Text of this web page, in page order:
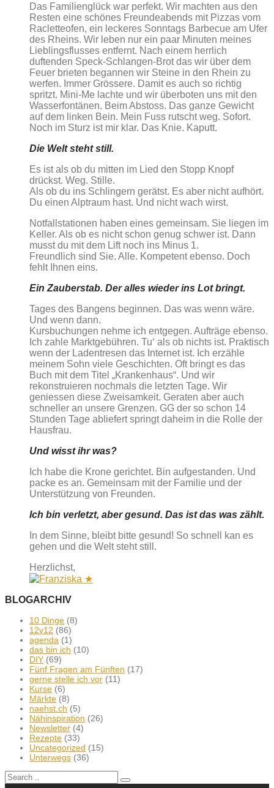
Das Familienglück war perfekt. Wir machten aus den
Resten eine schönes Freundeabends mit Pizzas vom
Racletteofen, ein leckeres Sonntags Barbecue am Ufer
des Rheins. Wir leben nur ein paar Minuten meines
Lieblingsflusses entfernt. Nach einem herrlich
duftenden Speck-Schlangen-Brot das wir über dem
Feuer brieten begannen wir Steine in den Rhein zu
werfen. Immer Grössere. Damit es auch so richtig
spritzt. Mini-Me lachte und wir überboten uns mit den
Wasserfontänen. Beim Abstoss. Das ganze Gewicht
auf dem linken Bein. Mein Fuss rutscht weg. Sofort.
Noch im Sturz ist mir klar. Das Knie. Kaputt.
Die Welt steht still.
Es ist als ob du mitten im Lied den Stopp Knopf
drückst. Weg. Stille.
Als ob du ins Schlingern gerätst. Es aber nicht aufhört.
Du einen Alptraum hast. Und nicht wach wirst.
Notfallstationen haben eines gemeinsam. Sie liegen im
Keller. Als ob es nicht schon genug schwer ist. Dann
musst du mit dem Lift noch ins Minus 1.
Freundlich sind Sie. Alle. Kompetent ebenso. Doch
fehlt Ihnen eins.
Ein Zauberstab. Der alles wieder ins Lot bringt.
Tages des Bangens beginnen. Das was wenn wäre.
Und wenn dann.
Kursbuchungen nehme ich entgegen. Aufträge ebenso.
Ich zahle Marktgebühren. Tu‘ als ob nichts ist. Praktisch
wenn der Ladentresen das Internet ist. Ich erzähle
meinem Sohn viele Geschichten. Oft bringt es das
Buch mit dem Titel „Krankenhaus“. Und wir
rekonstruieren nochmals die letzten Tage. Wir
geniessen diese Zweisamkeit. Geraten aber auch
schneller an unsere Grenzen. GG der so schon 14
Stunden Tage abliefert springt daheim in die Rolle der
Hausfrau.
Und wisst ihr was?
Ich habe die Krone gerichtet. Bin aufgestanden. Und
packe es an. Gemeinsam mit der Familie und der
Unterstützung von Freunden.
Ich bin verletzt, aber gesund. Das ist das was zählt.
In dem Sinne, bleibt bitte gesund! So schnell kan es
gehen und die Welt steht still.
Herzlichst,
BLOGARCHIV
10 Dinge (8)
12v12 (86)
agenda (1)
das bin ich (10)
DIY (69)
Fünf Fragen am Fünften (17)
gerne stelle ich vor (11)
Kurse (6)
Märkte (8)
naehst.ch (5)
Nähinspiration (26)
Newsletter (4)
Rezepte (33)
Uncategorized (15)
Unterwegs (36)